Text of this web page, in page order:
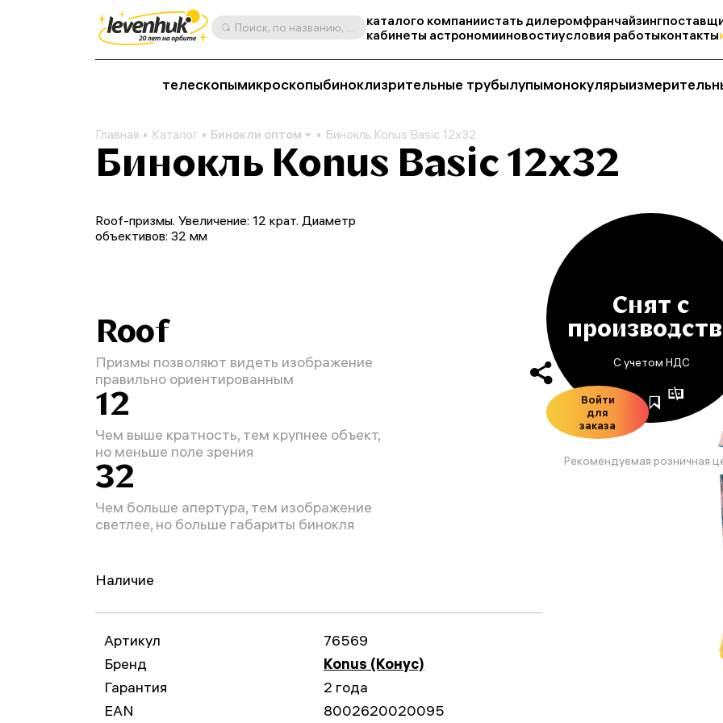
Поиск, по названию, артикулу, категории и др. каталого компаниистать дилеромфранчайзинг
кабинеты астрономииновостиусловия работыконтакты
телескопымикроскопыбиноклизрительные трубылупымонокуляры
Главная Каталог Бинокли оптом Бинокль Konus Basic 12x32
Бинокль Konus Basic 12x32
Снят с
С учетом НДС
Войти
для
заказа
Рекомендуемая розничная
Roof-призмы. Увеличение: 12 крат. Диаметр
объективов: 32 мм
Roof
Призмы позволяют видеть изображение
правильно ориентированным
12
Чем выше кратность, тем крупнее объект,
но меньше поле зрения
32
Чем больше апертура, тем изображение
светлее, но больше габариты бинокля
Наличие
Артикул
76569
Бренд
Konus (Конус)
Гарантия
2 года
EAN
8002620020095